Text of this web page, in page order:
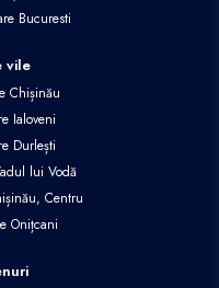
Bucuresti
vile
Chișinău
Ialoveni
Durlești
lui Vodă
Centru
Onițcani